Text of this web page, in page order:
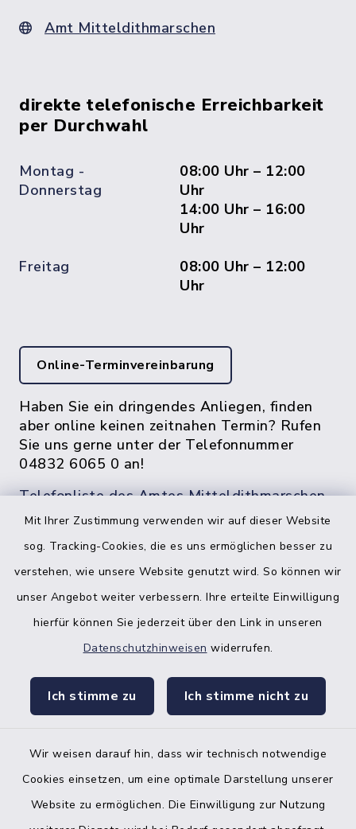
Mit Ihrer Zustimmung verwenden wir auf dieser Website
sog. Tracking-Cookies, die es uns ermöglichen besser zu
verstehen, wie unsere Website genutzt wird. So können wir
unser Angebot weiter verbessern. Ihre erteilte Einwilligung
hierfür können Sie jederzeit über den Link in unseren
Datenschutzhinweisen widerrufen.
Ich stimme zu Ich stimme nicht zu
Wir weisen darauf hin, dass wir technisch notwendige
Cookies einsetzen, um eine optimale Darstellung unserer
Website zu ermöglichen. Die Einwilligung zur Nutzung
Amt Mitteldithmarschen
direkte telefonische Erreichbarkeit
per Durchwahl
Montag -
Donnerstag
08:00 Uhr – 12:00
Uhr
14:00 Uhr – 16:00
Uhr
Freitag
08:00 Uhr – 12:00
Uhr
Online-Terminvereinbarung
Haben Sie ein dringendes Anliegen, finden
aber online keinen zeitnahen Termin? Rufen
Sie uns gerne unter der Telefonnummer
04832 6065 0 an!
Telefonliste des Amtes Mitteldithmarschen
facebook
Bankverbindung der Amtskasse